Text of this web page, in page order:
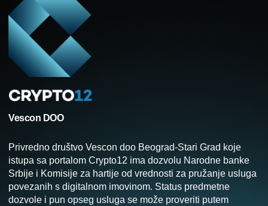
Vescon DOO
Privredno društvo Vescon doo Beograd-Stari Grad koje
istupa sa portalom Crypto12 ima dozvolu Narodne banke
Srbije i Komisije za hartije od vrednosti za pružanje usluga
povezanih s digitalnom imovinom. Status predmetne
dozvole i pun opseg usluga se može proveriti putem